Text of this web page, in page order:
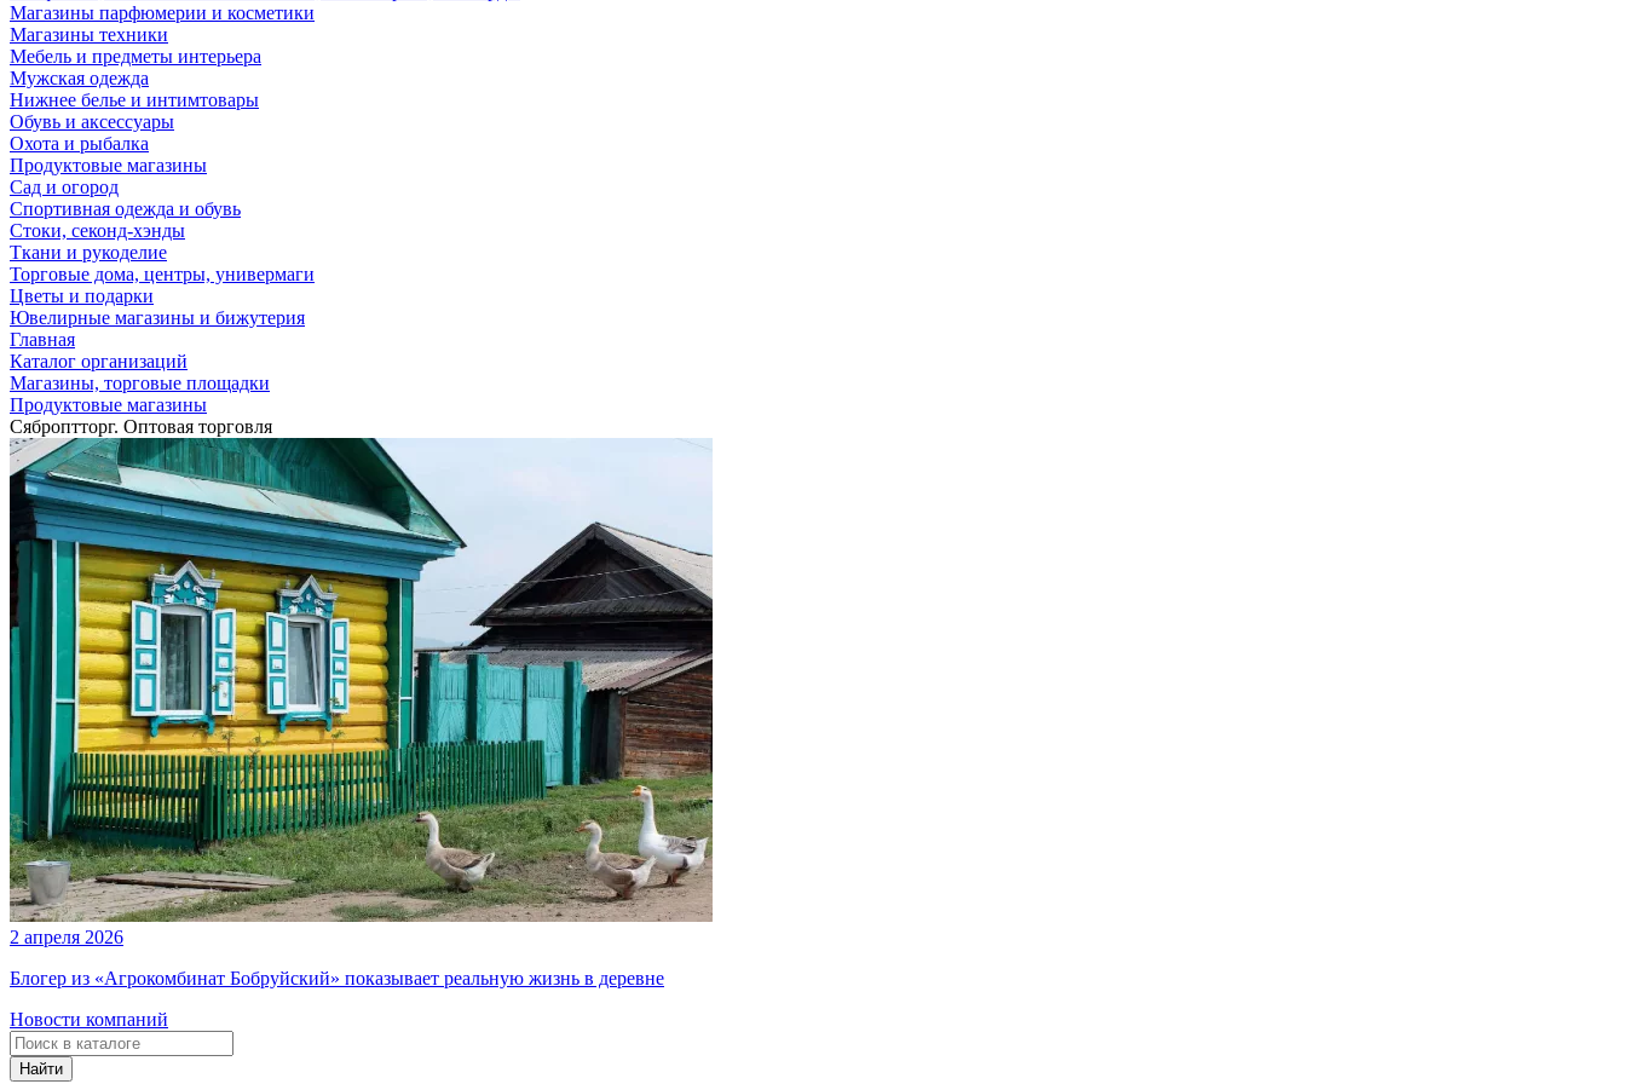
Магазины парфюмерии и косметики
Магазины техники
Мебель и предметы интерьера
Мужская одежда
Нижнее белье и интимтовары
Обувь и аксессуары
Охота и рыбалка
Продуктовые магазины
Сад и огород
Спортивная одежда и обувь
Стоки, секонд-хэнды
Ткани и рукоделие
Торговые дома, центры, универмаги
Цветы и подарки
Ювелирные магазины и бижутерия
Главная
Каталог организаций
Магазины, торговые площадки
Продуктовые магазины
Сяброптторг. Оптовая торговля
2 апреля 2026
Блогер из «Агрокомбинат Бобруйский» показывает реальную жизнь в деревне
Новости компаний
Найти